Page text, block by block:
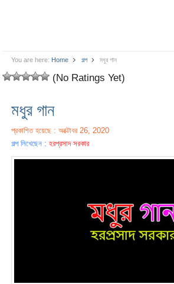
You are here: Home গল্প মধুর গান
(No Ratings Yet)
মধুর গান
প্রকাশিত হয়েছে : অক্টোবর 26, 2020
গল্প লিখেছেন :হরপ্রসাদ সরকার